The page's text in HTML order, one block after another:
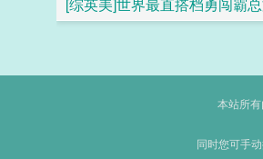
本站所
同时您可手